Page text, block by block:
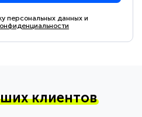
персональных данных и
клиентов